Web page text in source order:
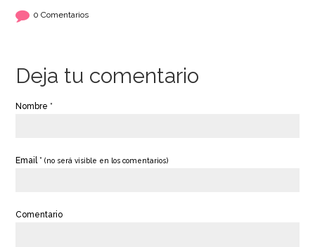
27 cm
0 Comentarios
Deja tu comentario
Nombre *
Email *(no será visible en los comentarios)
Comentario